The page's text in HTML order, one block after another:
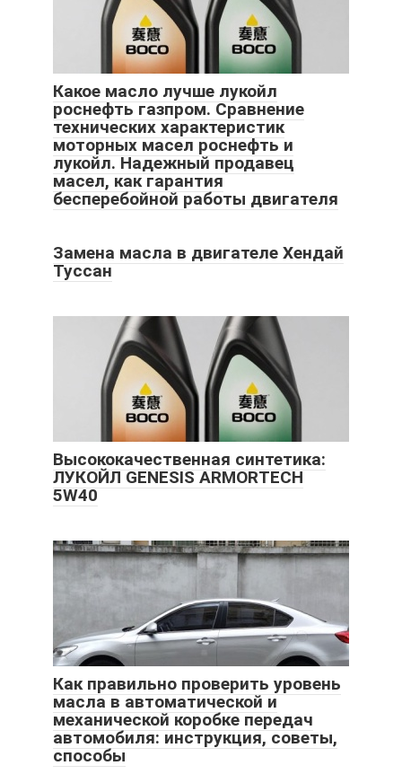
Какое масло лучше лукойл
роснефть газпром. Сравнение
технических характеристик
моторных масел роснефть и
лукойл. Надежный продавец
масел, как гарантия
бесперебойной работы двигателя
Замена масла в двигателе Хендай
Туссан
Высококачественная синтетика:
ЛУКОЙЛ GENESIS ARMORTECH
5W40
Как правильно проверить уровень
масла в автоматической и
механической коробке передач
автомобиля: инструкция, советы,
способы